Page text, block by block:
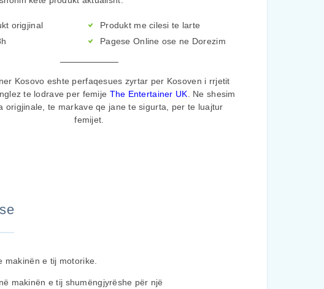
origjinal
Produkt me cilesi te larte
Pagese Online ose ne Dorezim
Kosovo eshte perfaqesues zyrtar per Kosoven i rrjetit
te lodrave per femije The Entertainer UK . Ne shesim
origjinale, te markave qe jane te sigurta, per te luajtur
femijet.
e tij motorike.
makinën e tij shumëngjyrëshe për një